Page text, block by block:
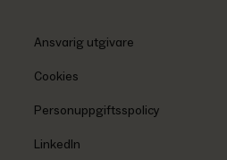
Ansvarig utgivare
Cookies
Personuppgiftsspolicy
LinkedIn